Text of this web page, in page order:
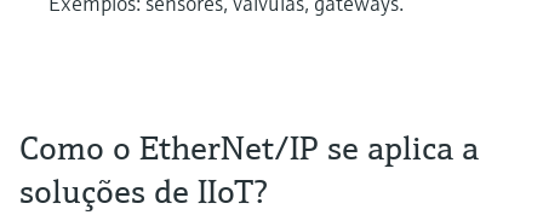
Como o EtherNet/IP se aplica a
soluções de IIoT?